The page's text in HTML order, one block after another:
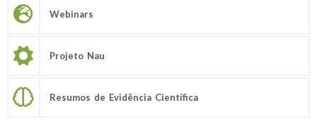
Webinars
Projeto Nau
Resumos de Evidência Científica